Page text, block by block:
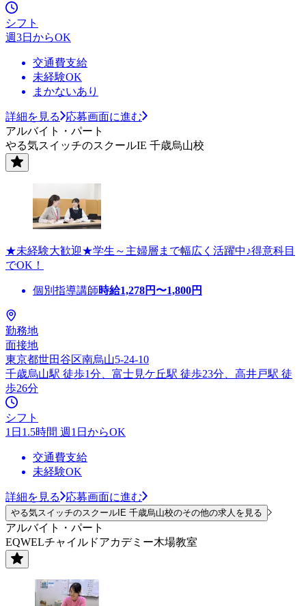
シフト
週3日からOK
交通費支給
未経験OK
まかないあり
詳細を見る
応募画面に進む
アルバイト・パート
やる気スイッチのスクールIE 千歳烏山校
★未経験大歓迎★学生～主婦層まで幅広く活躍中♪得意科目
でOK！
個別指導講師時給1,278円〜1,800円
勤務地
面接地
東京都世田谷区南烏山5-24-10
千歳烏山駅 徒歩1分、富士見ケ丘駅 徒歩23分、高井戸駅 徒
歩26分
シフト
1日1.5時間 週1日からOK
交通費支給
未経験OK
詳細を見る 応募画面に進む
やる気スイッチのスクールIE 千歳烏山校のその他の求人を見る
アルバイト・パート
EQWELチャイルドアカデミー木場教室